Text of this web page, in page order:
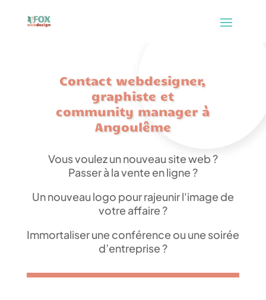
Contact webdesigner,
graphiste et
community manager à
Angoulême
Vous voulez un nouveau site web ?
Passer à la vente en ligne ?
Un nouveau logo pour rajeunir l'image de
votre affaire ?
Immortaliser une conférence ou une soirée
d’entreprise ?